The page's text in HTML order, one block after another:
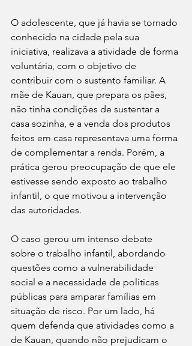
O adolescente, que já havia se tornado
conhecido na cidade pela sua
iniciativa, realizava a atividade de forma
voluntária, com o objetivo de
contribuir com o sustento familiar. A
mãe de Kauan, que prepara os pães,
não tinha condições de sustentar a
casa sozinha, e a venda dos produtos
feitos em casa representava uma forma
de complementar a renda. Porém, a
prática gerou preocupação de que ele
estivesse sendo exposto ao trabalho
infantil, o que motivou a intervenção
das autoridades.
O caso gerou um intenso debate
sobre o trabalho infantil, abordando
questões como a vulnerabilidade
social e a necessidade de políticas
públicas para amparar famílias em
situação de risco. Por um lado, há
quem defenda que atividades como a
de Kauan, quando não prejudicam o